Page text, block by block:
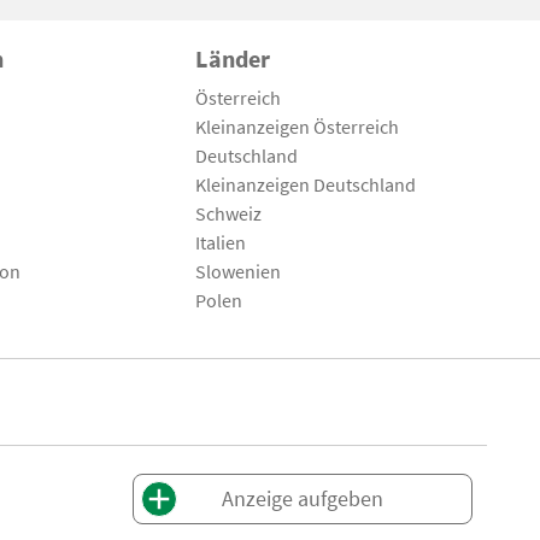
Länder
Österreich
Kleinanzeigen Österreich
Deutschland
Kleinanzeigen Deutschland
Schweiz
Italien
Slowenien
Polen
Anzeige aufgeben